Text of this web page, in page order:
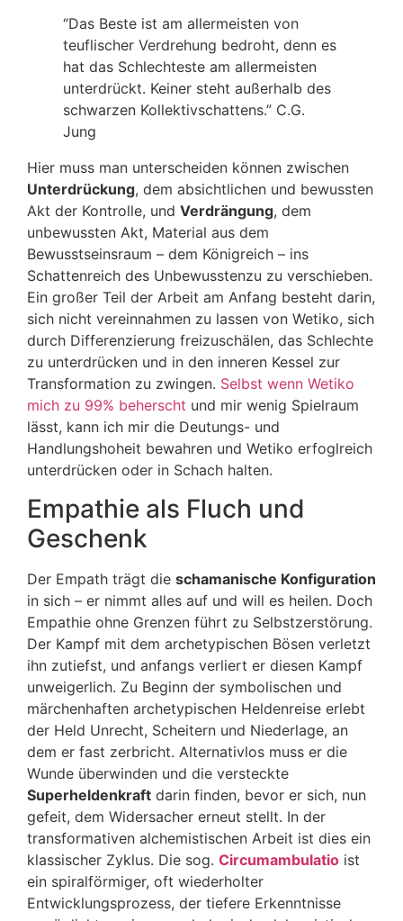
“Das Beste ist am allermeisten von
teuflischer Verdrehung bedroht, denn es
hat das Schlechteste am allermeisten
unterdrückt. Keiner steht außerhalb des
schwarzen Kollektivschattens.” C.G.
Jung
Hier muss man unterscheiden können zwischen
Unterdrückung, dem absichtlichen und bewussten
Akt der Kontrolle, und Verdrängung, dem
unbewussten Akt, Material aus dem
Bewusstseinsraum – dem Königreich – ins
Schattenreich des Unbewusstenzu zu verschieben.
Ein großer Teil der Arbeit am Anfang besteht darin,
sich nicht vereinnahmen zu lassen von Wetiko, sich
durch Differenzierung freizuschälen, das Schlechte
zu unterdrücken und in den inneren Kessel zur
Transformation zu zwingen. Selbst wenn Wetiko
mich zu 99% beherscht und mir wenig Spielraum
lässt, kann ich mir die Deutungs- und
Handlungshoheit bewahren und Wetiko erfoglreich
unterdrücken oder in Schach halten.
Empathie als Fluch und
Geschenk
Der Empath trägt die schamanische Konfiguration
in sich – er nimmt alles auf und will es heilen. Doch
Empathie ohne Grenzen führt zu Selbstzerstörung.
Der Kampf mit dem archetypischen Bösen verletzt
ihn zutiefst, und anfangs verliert er diesen Kampf
unweigerlich. Zu Beginn der symbolischen und
märchenhaften archetypischen Heldenreise erlebt
der Held Unrecht, Scheitern und Niederlage, an
dem er fast zerbricht. Alternativlos muss er die
Wunde überwinden und die versteckte
Superheldenkraft darin finden, bevor er sich, nun
gefeit, dem Widersacher erneut stellt. In der
transformativen alchemistischen Arbeit ist dies ein
klassischer Zyklus. Die sog. Circumambulatio ist
ein spiralförmiger, oft wiederholter
Entwicklungsprozess, der tiefere Erkenntnisse